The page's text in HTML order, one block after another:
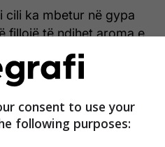
cili ka mbetur në gypa
fillojë të ndihet aroma e
consent to use your
following purposes: